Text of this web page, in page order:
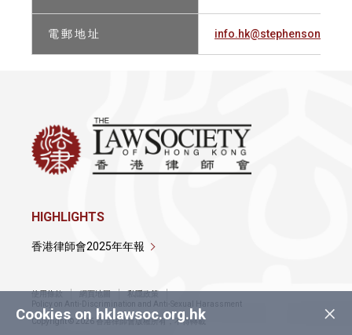
電 郵 地 址
×
Cookies on hklawsoc.org.hk
HIGHLIGHTS
香港律師會2025年年報
使用條款 網頁地圖
私隱政策
Policy on Anti-Discrimination and Anti-Sexual Harassment
Copyright © 2026 香港律師會版權所有，不得轉載